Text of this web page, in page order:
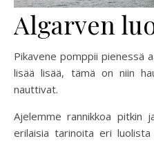
Algarven
Pikavene pomppii pienessä
lisää lisää, tämä on niin
nauttivat.
Ajelemme rannikkoa pitkin
erilaisia tarinoita eri